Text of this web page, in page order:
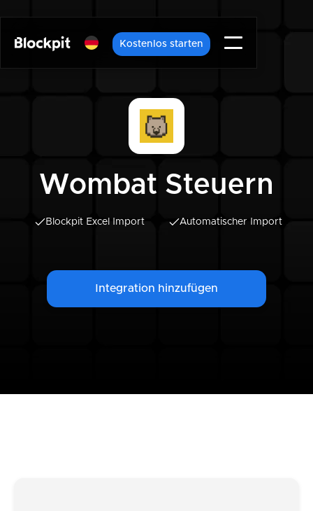
Kostenlos starten
Wombat Steuern
Blockpit Excel Import Automatischer Import
Integration hinzufügen